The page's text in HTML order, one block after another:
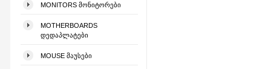
MONITORS ᲛᲝᲜᲘᲢᲝᲠᲔᲑᲘ
MOTHERBOARDS
ᲓᲔᲓᲐᲞᲚᲐᲢᲔᲑᲘ
MOUSE ᲛᲐᲣᲡᲔᲑᲘ